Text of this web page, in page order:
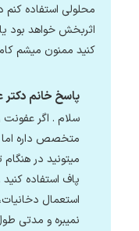
محلولی استفاده کنم
اثربخش خواهد بود
کنید ممنون میشم
پاسخ خانم دکتر
سلام . اگر عفونت
متخصص داره
پاف استفاده
استعمال
نمیبره و مدتی